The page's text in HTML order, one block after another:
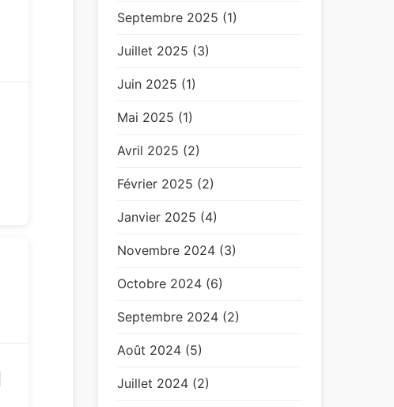
Septembre 2025 (1)
Juillet 2025 (3)
Juin 2025 (1)
Mai 2025 (1)
Avril 2025 (2)
Février 2025 (2)
Janvier 2025 (4)
Novembre 2024 (3)
Octobre 2024 (6)
Septembre 2024 (2)
Août 2024 (5)
Juillet 2024 (2)